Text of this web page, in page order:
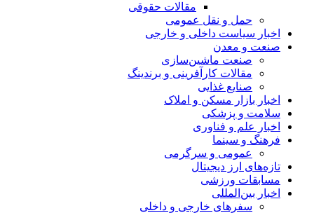
مقالات حقوقی
حمل و نقل عمومی
اخبار سیاست داخلی و خارجی
صنعت و معدن
صنعت ماشین‌سازی
مقالات کارآفرینی و برندینگ
صنایع غذایی
اخبار بازار مسکن و املاک
سلامت و پزشکی
اخبار علم و فناوری
فرهنگ و سینما
عمومی و سرگرمی
تازه‌های ارز دیجیتال
مسابقات ورزشی
اخبار بین‌المللی
سفرهای خارجی و داخلی